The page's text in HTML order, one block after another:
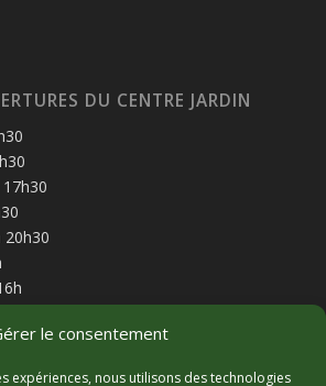
le consentement
expériences, nous utilisons des technologies
DU CENTRE JARDIN